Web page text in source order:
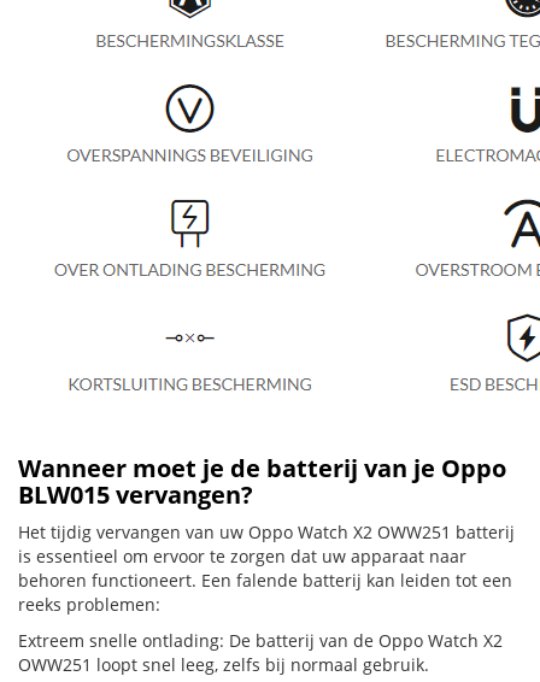
Wanneer moet je de batterij van je Oppo
BLW015 vervangen?
Het tijdig vervangen van uw Oppo Watch X2 OWW251 batterij
is essentieel om ervoor te zorgen dat uw apparaat naar
behoren functioneert. Een falende batterij kan leiden tot een
reeks problemen:
Extreem snelle ontlading: De batterij van de Oppo Watch X2
OWW251 loopt snel leeg, zelfs bij normaal gebruik.